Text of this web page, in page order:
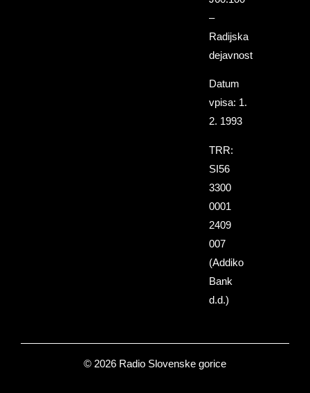
–
Radijska
dejavnost
Datum
vpisa: 1.
2. 1993
TRR:
SI56
3300
0001
2409
007
(Addiko
Bank
d.d.)
© 2026 Radio Slovenske gorice